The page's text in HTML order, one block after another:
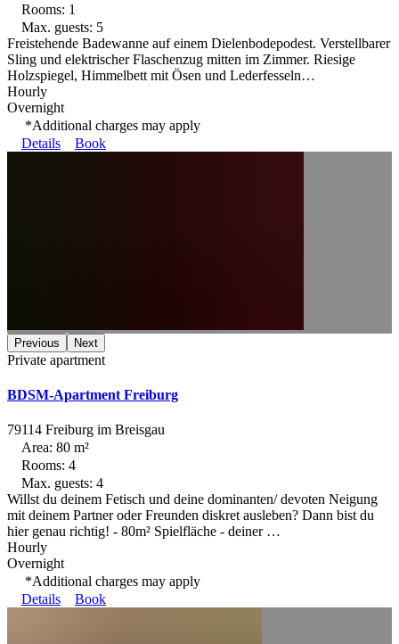
Rooms: 1
Max. guests: 5
Freistehende Badewanne auf einem Dielenbodepodest. Verstellbarer
Sling und elektrischer Flaschenzug mitten im Zimmer. Riesige
Holzspiegel, Himmelbett mit Ösen und Lederfesseln…
Hourly
Overnight
*Additional charges may apply
Details
Book
Previous Next
Private apartment
BDSM-Apartment Freiburg
79114 Freiburg im Breisgau
Area: 80 m²
Rooms: 4
Max. guests: 4
Willst du deinem Fetisch und deine dominanten/ devoten Neigung
mit deinem Partner oder Freunden diskret ausleben? Dann bist du
hier genau richtig! - 80m² Spielfläche - deiner …
Hourly
Overnight
*Additional charges may apply
Details
Book